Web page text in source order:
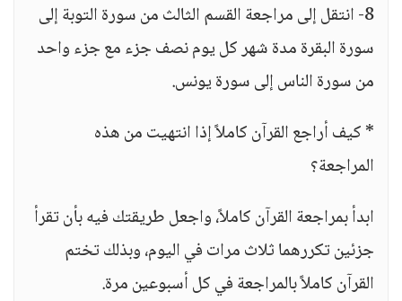
8- انتقل إلى مراجعة القسم الثالث من سورة التوبة إلى
سورة البقرة مدة شهر كل يوم نصف جزء مع جزء واحد
من سورة الناس إلى سورة يونس.
* كيف أراجع القرآن كاملاً إذا انتهيت من هذه
المراجعة؟
ابدأ بمراجعة القرآن كاملاً، واجعل طريقتك فيه بأن تقرأ
جزئين تكررهما ثلاث مرات في اليوم، وبذلك تختم
القرآن كاملاً بالمراجعة في كل أسبوعين مرة.